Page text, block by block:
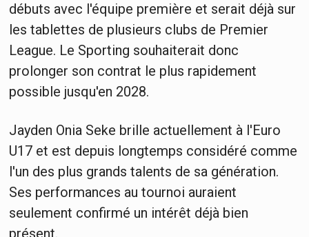
débuts avec l'équipe première et serait déjà sur
les tablettes de plusieurs clubs de Premier
League. Le Sporting souhaiterait donc
prolonger son contrat le plus rapidement
possible jusqu'en 2028.
Jayden Onia Seke brille actuellement à l'Euro
U17 et est depuis longtemps considéré comme
l'un des plus grands talents de sa génération.
Ses performances au tournoi auraient
seulement confirmé un intérêt déjà bien
présent.